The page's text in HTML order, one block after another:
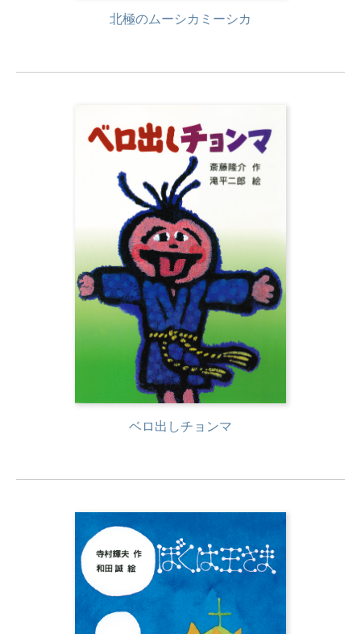
北極のムーシカミーシカ
ベロ出しチョンマ